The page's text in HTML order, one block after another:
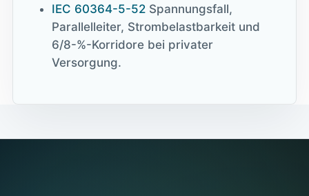
IEC 60364-5-52 Spannungsfall,
Parallelleiter, Strombelastbarkeit und
6/8-%-Korridore bei privater
Versorgung.